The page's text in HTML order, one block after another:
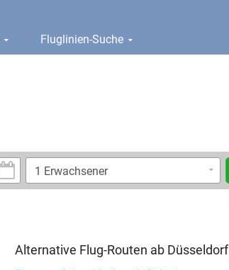
Fluglinien-Suche
Alternative Flug-Routen ab Düsseldorf